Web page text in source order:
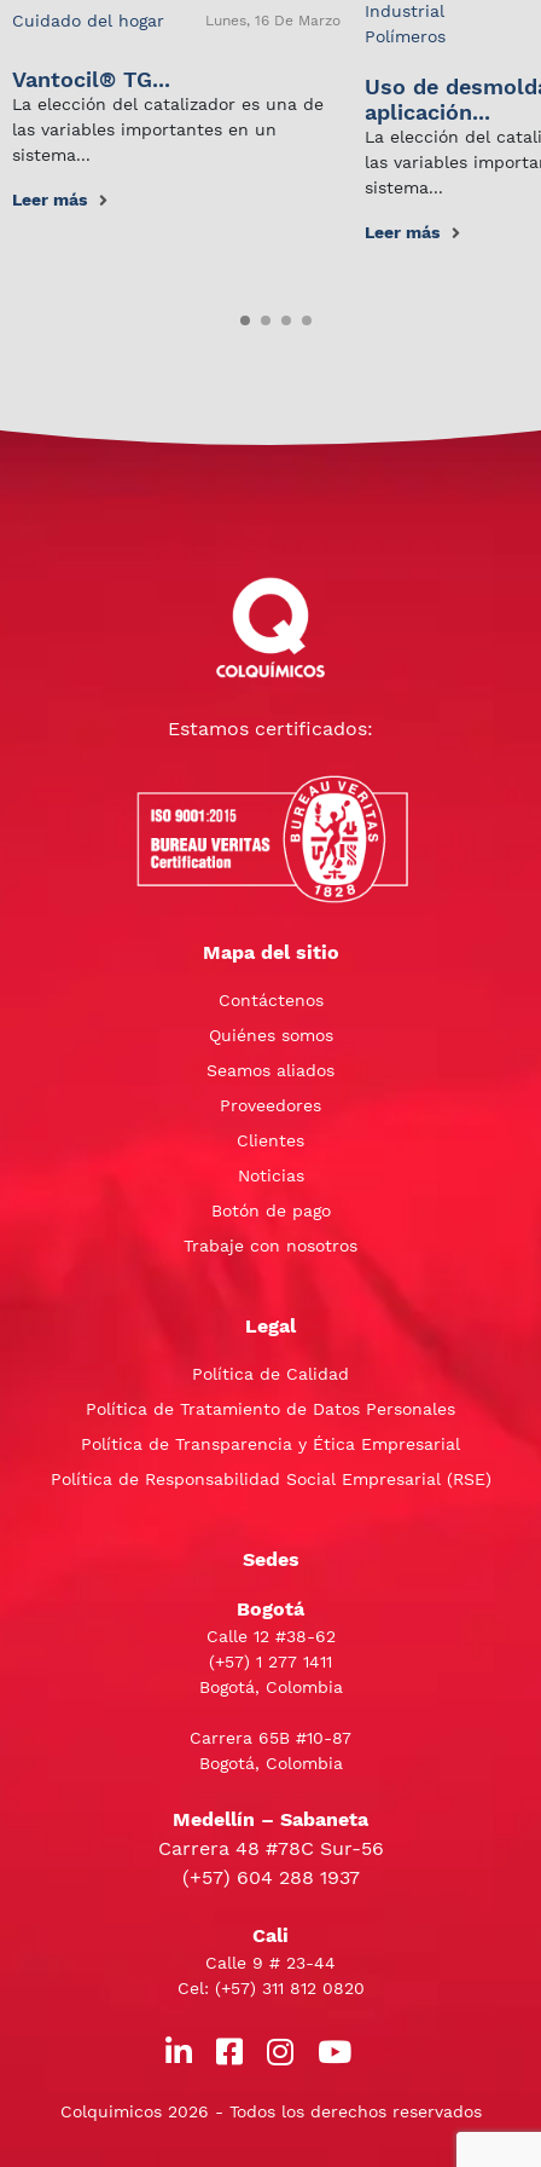
Cuidado del hogar Lunes, 16 De Marzo
Vantocil® TG...
La elección del catalizador es una de
las variables importantes en un
sistema...
Leer más
Industrial
Polímeros
Uso de
aplicación...
La elección del
las variables
sistema...
Leer más
Estamos certificados:
Mapa del sitio
Contáctenos
Quiénes somos
Seamos aliados
Proveedores
Clientes
Noticias
Botón de pago
Trabaje con nosotros
Legal
Política de Calidad
Política de Tratamiento de Datos Personales
Política de Transparencia y Ética Empresarial
Política de Responsabilidad Social Empresarial (RSE)
Sedes
Bogotá
Calle 12 #38-62
(+57) 1 277 1411
Bogotá, Colombia
Carrera 65B #10-87
Bogotá, Colombia
Medellín – Sabaneta
Carrera 48 #78C Sur-56
(+57) 604 288 1937
Cali
Calle 9 # 23-44
Cel: (+57) 311 812 0820
Colquimicos 2026 - Todos los derechos reservados